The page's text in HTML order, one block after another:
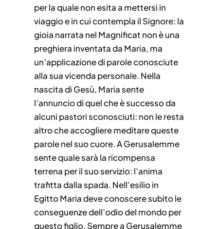
per la quale non esita a mettersi in
viaggio e in cui contempla il Signore: la
gioia narrata nel Magnificat non è una
preghiera inventata da Maria, ma
un’applicazione di parole conosciute
alla sua vicenda personale. Nella
nascita di Gesù, Maria sente
l’annuncio di quel che è successo da
alcuni pastori sconosciuti: non le resta
altro che accogliere meditare queste
parole nel suo cuore. A Gerusalemme
sente quale sarà la ricompensa
terrena per il suo servizio: l’anima
trafitta dalla spada. Nell’esilio in
Egitto Maria deve conoscere subito le
conseguenze dell’odio del mondo per
questo figlio. Sempre a Gerusalemme